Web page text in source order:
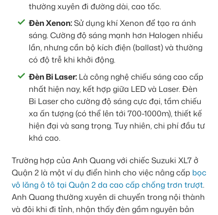
thường xuyên đi đường dài, cao tốc.
Đèn Xenon:Sử dụng khí Xenon để tạo ra ánh
sáng. Cường độ sáng mạnh hơn Halogen nhiều
lần, nhưng cần bộ kích điện (ballast) và thường
có độ trễ khi khởi động.
Đèn Bi Laser: Là công nghệ chiếu sáng cao cấp
nhất hiện nay, kết hợp giữa LED và Laser. Đèn
Bi Laser cho cường độ sáng cực đại, tầm chiếu
xa ấn tượng (có thể lên tới 700-1000m), thiết kế
hiện đại và sang trọng. Tuy nhiên, chi phí đầu tư
khá cao.
Trường hợp của Anh Quang với chiếc Suzuki XL7 ở
Quận 2 là một ví dụ điển hình cho việc nâng cấp bọc
vô lăng ô tô tại Quận 2 da cao cấp chống trơn trượt.
Anh Quang thường xuyên di chuyển trong nội thành
và đôi khi đi tỉnh, nhận thấy đèn gầm nguyên bản